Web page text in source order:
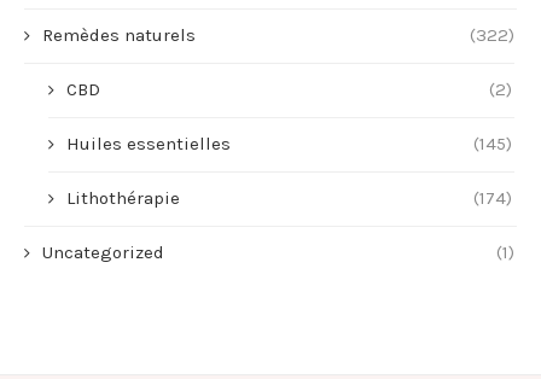
Remèdes naturels (322)
CBD (2)
Huiles essentielles (145)
Lithothérapie (174)
Uncategorized (1)